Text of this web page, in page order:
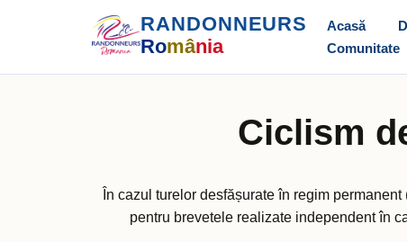
RANDONNEURS
România
Acasă
Comunitate
Ciclism
În cazul turelor desfășurate în regim permanent
pentru brevetele realizate independent în